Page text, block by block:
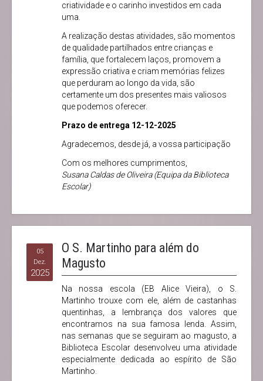
criatividade e o carinho investidos em cada
uma.
A realização destas atividades, são momentos
de qualidade partilhados entre crianças e
família, que fortalecem laços, promovem a
expressão criativa e criam memórias felizes
que perduram ao longo da vida, são
certamente um dos presentes mais valiosos
que podemos oferecer.
Prazo de entrega 12-12-2025
Agradecemos, desde já, a vossa participação
Com os melhores cumprimentos,
Susana Caldas de Oliveira (Equipa da Biblioteca
Escolar)
05
Dez.
2025
O S. Martinho para além do
Magusto
Na nossa escola (EB Alice Vieira), o S.
Martinho trouxe com ele, além de castanhas
quentinhas, a lembrança dos valores que
encontramos na sua famosa lenda. Assim,
nas semanas que se seguiram ao magusto, a
Biblioteca Escolar desenvolveu uma atividade
especialmente dedicada ao espírito de São
Martinho.